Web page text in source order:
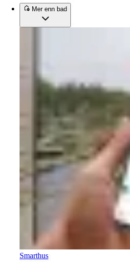
Mer enn bad
Smarthus